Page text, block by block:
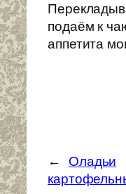
подаём к
аппетита
←
Оладьи